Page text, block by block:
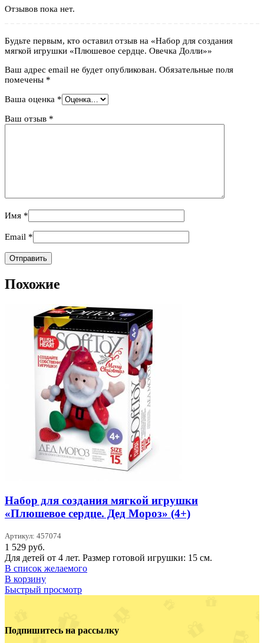
Отзывов пока нет.
Будьте первым, кто оставил отзыв на «Набор для создания
мягкой игрушки «Плюшевое сердце. Овечка Долли»»
Ваш адрес email не будет опубликован. Обязательные поля
помечены *
Ваша оценка *
Ваш отзыв *
Имя *
Email *
Похожие
Набор для создания мягкой игрушки
«Плюшевое сердце. Дед Мороз» (4+)
Артикул: 457074
1 529 руб.
Для детей от 4 лет. Размер готовой игрушки: 15 см.
В список желаемого
В корзину
Быстрый просмотр
Подпишитесь на рассылку